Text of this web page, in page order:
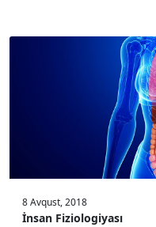
8 Avqust, 2018
İnsan Fiziologiyası